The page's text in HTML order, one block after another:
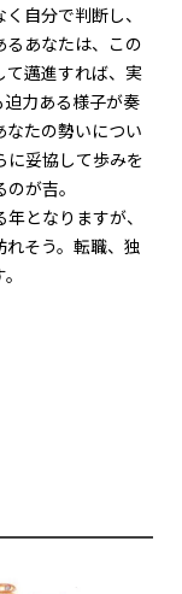
自分で判断し、
あなたは、この
て邁進すれば、実
力ある様子が奏
たの勢いについ
に妥協して歩みを
が吉。
となりますが、
そう。転職、独